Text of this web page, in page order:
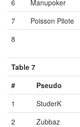
6 Manupoker
7
Poisson Pilote
8
Table 7
#
Pseudo
1
StuderK
2
Zubbaz